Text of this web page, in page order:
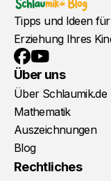
Tipps und Ideen
Erziehung Ihres
Facebook
YouTube
Über uns
Über Schlaumik.de
Mathematik
Auszeichnungen
Blog
Rechtliches